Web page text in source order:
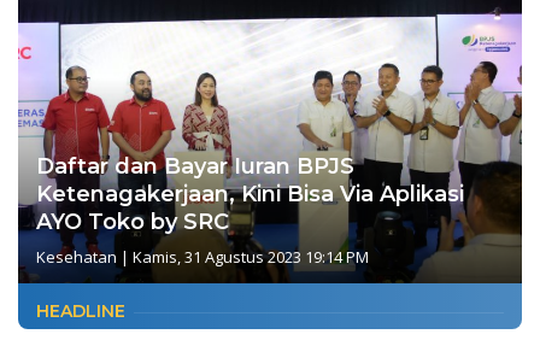
Daftar dan Bayar Iuran BPJS
Ketenagakerjaan, Kini Bisa Via Aplikasi
AYO Toko by SRC
Kesehatan | Kamis, 31 Agustus 2023 19:14 PM
HEADLINE